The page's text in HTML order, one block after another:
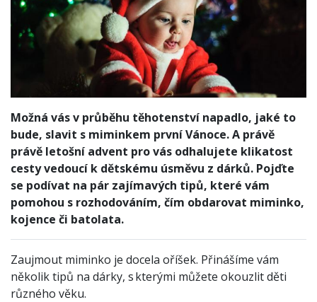
Možná vás v průběhu těhotenství napadlo, jaké to
bude, slavit s miminkem první Vánoce. A právě
právě letošní advent pro vás odhalujete klikatost
cesty vedoucí k dětskému úsměvu z dárků. Pojďte
se podívat na pár zajímavých tipů, které vám
pomohou s rozhodováním, čím obdarovat miminko,
kojence či batolata.
Zaujmout miminko je docela oříšek. Přinášíme vám
několik tipů na dárky, s kterými můžete okouzlit děti
různého věku.